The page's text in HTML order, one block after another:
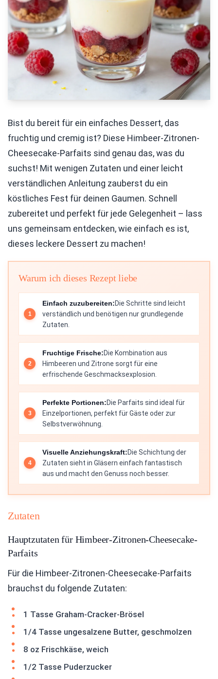
Bist du bereit für ein einfaches Dessert, das
fruchtig und cremig ist? Diese Himbeer-Zitronen-
Cheesecake-Parfaits sind genau das, was du
suchst! Mit wenigen Zutaten und einer leicht
verständlichen Anleitung zauberst du ein
köstliches Fest für deinen Gaumen. Schnell
zubereitet und perfekt für jede Gelegenheit – lass
uns gemeinsam entdecken, wie einfach es ist,
dieses leckere Dessert zu machen!
Warum ich dieses Rezept liebe
Einfach zuzubereiten:Die Schritte sind leicht
verständlich und benötigen nur grundlegende
Zutaten.
Fruchtige Frische:Die Kombination aus
Himbeeren und Zitrone sorgt für eine
erfrischende Geschmacksexplosion.
Perfekte Portionen:Die Parfaits sind ideal für
Einzelportionen, perfekt für Gäste oder zur
Selbstverwöhnung.
Visuelle Anziehungskraft:Die Schichtung der
Zutaten sieht in Gläsern einfach fantastisch
aus und macht den Genuss noch besser.
Zutaten
Hauptzutaten für Himbeer-Zitronen-Cheesecake-
Parfaits
Für die Himbeer-Zitronen-Cheesecake-Parfaits
brauchst du folgende Zutaten:
1 Tasse Graham-Cracker-Brösel
1/4 Tasse ungesalzene Butter, geschmolzen
8 oz Frischkäse, weich
1/2 Tasse Puderzucker